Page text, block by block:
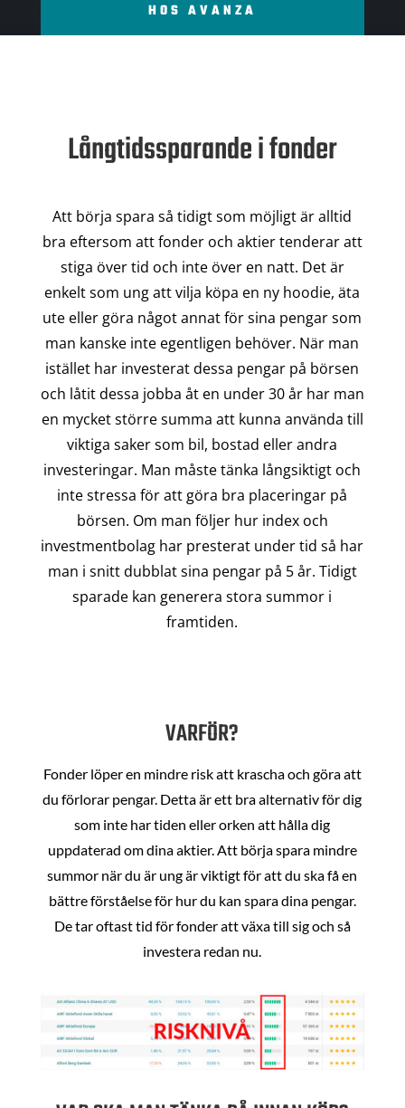
HOS AVANZA
Långtidssparande i fonder
Att börja spara så tidigt som möjligt är alltid
bra eftersom att fonder och aktier tenderar att
stiga över tid och inte över en natt. Det är
enkelt som ung att vilja köpa en ny hoodie, äta
ute eller göra något annat för sina pengar som
man kanske inte egentligen behöver. När man
istället har investerat dessa pengar på börsen
och låtit dessa jobba åt en under 30 år har man
en mycket större summa att kunna använda till
viktiga saker som bil, bostad eller andra
investeringar. Man måste tänka långsiktigt och
inte stressa för att göra bra placeringar på
börsen. Om man följer hur index och
investmentbolag har presterat under tid så har
man i snitt dubblat sina pengar på 5 år. Tidigt
sparade kan generera stora summor i
framtiden.
VARFÖR?
Fonder löper en mindre risk att krascha och göra att
du förlorar pengar. Detta är ett bra alternativ för dig
som inte har tiden eller orken att hålla dig
uppdaterad om dina aktier. Att börja spara mindre
summor när du är ung är viktigt för att du ska få en
bättre förståelse för hur du kan spara dina pengar.
De tar oftast tid för fonder att växa till sig och så
investera redan nu.